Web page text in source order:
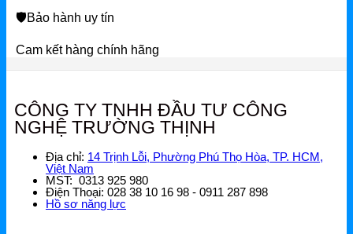
🛡Bảo hành uy tín
Cam kết hàng chính hãng
CÔNG TY TNHH ĐẦU TƯ CÔNG
NGHỆ TRƯỜNG THỊNH
Địa chỉ: 14 Trịnh Lỗi, Phường Phú Thọ Hòa, TP. HCM,
Việt Nam
MST: 0313 925 980
Điện Thoại: 028 38 10 16 98 - 0911 287 898
Hồ sơ năng lực